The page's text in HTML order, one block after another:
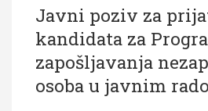
Vijesti
Obavijesti
Općina Hrvace
Javni poziv za
kandidata za
zapošljavanja
osoba u javnim